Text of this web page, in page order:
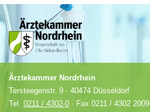
Ärztekammer Nordrhein
Tersteegenstr. 9 · 40474 Düsseldorf
Tel. 0211 / 4302-0 · Fax 0211 / 4302 2009